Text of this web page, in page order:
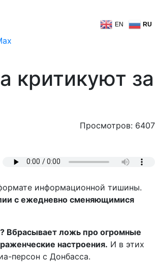
EN RU
критикуют за
Просмотров: 6407
информационной тишины.
с ежедневно сменяющимися
Вбрасывает ложь про огромные
настроения. И в этих
персон с Донбасса.